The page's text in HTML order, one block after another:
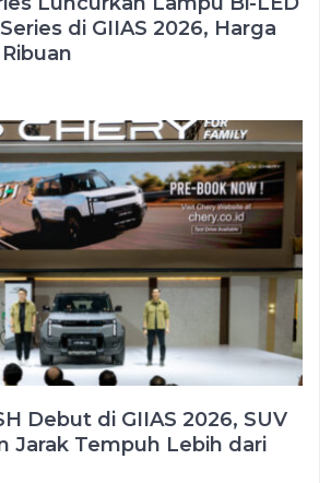
di GIIAS 2026, Harga
Debut di GIIAS 2026, SUV
Jarak Tempuh Lebih dari